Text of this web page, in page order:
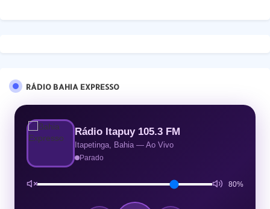
RÁDIO BAHIA EXPRESSO
Rádio Itapuy 105.3 FM
Itapetinga, Bahia — Ao Vivo
Parado
80%